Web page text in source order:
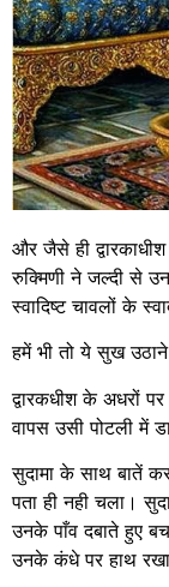
और जैसे ही
रुक्मिणी ने जल्दी से
स्वादिष्ट चावलों के
हमें भी तो ये सुख
द्वारकधीश के अधरों
वापस उसी पोटली में
सुदामा के साथ बातें
पता ही नही चला।
उनके पाँव दबाते हुए
उनके कंधे पर हाथ